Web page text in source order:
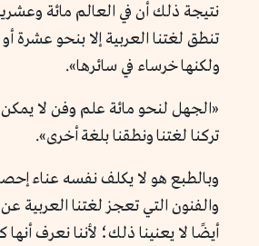
نتيجة ذلك أن في العالم مائة
تنطق لغتنا العربية إلا بنحو عشرة
ولكنها خرساء في سائرها».
«الجهل لنحو مائة علم وفن لا يمكن
تركنا لغتنا ونطقنا بلغة أخرى».
وبالطبع هو لا يكلف نفسه عناء
والفنون التي تعجز لغتنا العربية
أيضًا لا يعنينا ذلك؛ لأننا نعرف